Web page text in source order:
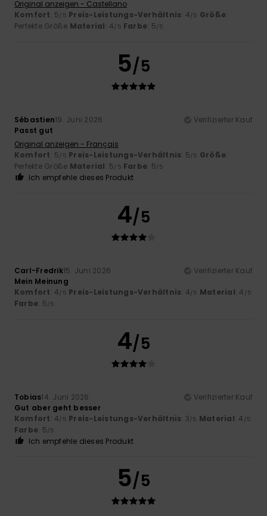
Original anzeigen - Castellano
Komfort: 5/5 Preis-Leistungs-Verhältnis: 4/5 Größe:
Perfekte Größe Material: 4/5 Farbe: 5/5
5/5
Sébastien19. Juni 2026
Verifizierter Kauf
Passt gut
Original anzeigen - Français
Komfort: 5/5 Preis-Leistungs-Verhältnis: 5/5 Größe:
Perfekte Größe Material: 5/5 Farbe: 5/5
Ich empfehle dieses Produkt
4/5
Carl-Fredrik15. Juni 2026
Verifizierter Kauf
Mein Meinung
Komfort: 4/5 Preis-Leistungs-Verhältnis: 4/5 Material: 4 /5
Farbe: 5/5
4/5
Tobias14. Juni 2026
Verifizierter Kauf
Gut aber geht besser
Komfort: 4/5 Preis-Leistungs-Verhältnis: 3/5 Material: 4 /5
Farbe: 5/5
Ich empfehle dieses Produkt
5/5